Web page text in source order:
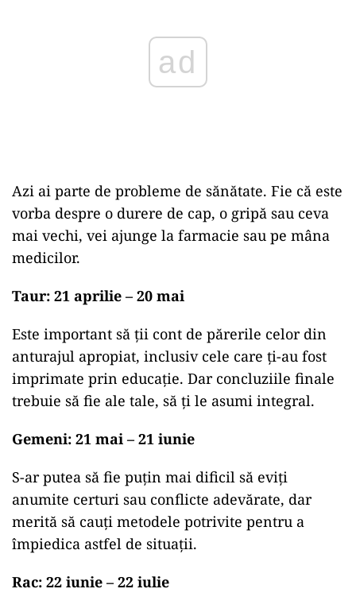
Azi ai parte de probleme de sănătate. Fie că este
vorba despre o durere de cap, o gripă sau ceva
mai vechi, vei ajunge la farmacie sau pe mâna
medicilor.
Taur: 21 aprilie – 20 mai
Este important să ții cont de părerile celor din
anturajul apropiat, inclusiv cele care ți-au fost
imprimate prin educație. Dar concluziile finale
trebuie să fie ale tale, să ți le asumi integral.
Gemeni: 21 mai – 21 iunie
S-ar putea să fie puțin mai dificil să eviți
anumite certuri sau conflicte adevărate, dar
merită să cauți metodele potrivite pentru a
împiedica astfel de situații.
Rac: 22 iunie – 22 iulie